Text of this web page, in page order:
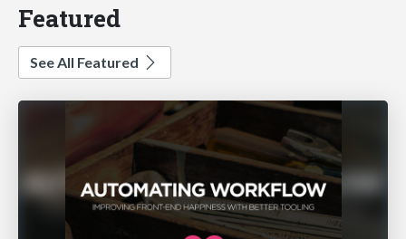
Featured
See All Featured